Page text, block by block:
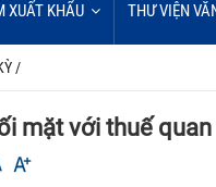
XUẤT KHẨU THƯ VIỆN
/
mặt với thuế